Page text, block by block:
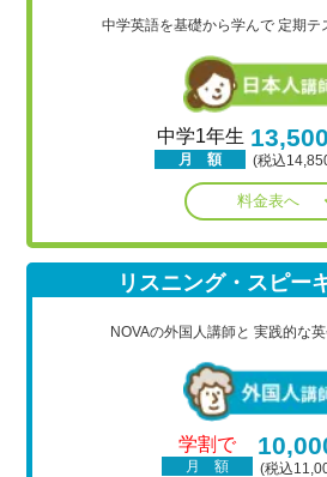
中学英語を基礎から学んで 定期テ
中学1年生
月 額
13,500
(税込
料金表へ
リスニング・スピー
NOVAの外国人講師と 実践的な
学割で
月 額 (税込